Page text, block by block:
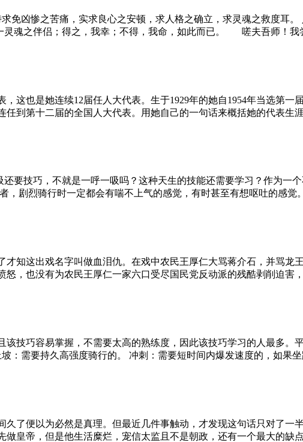
免凶惨之苦痛，实求良心之安顿，求人格之确立，求灵魂之救度耳
魂之伴侣；得之，我幸；不得，我命，如此而已。 嗟夫吾师！
这也是她连续12届任人大代表。生于1929年的她自1954年当选第
任到第十二届的全国人大代表。用她自己的一句话来概括她的代表
技巧，不就是一呼一吸吗？这种天生的技能还需要学习？作为一
，剧烈骑行时一定都会有喘不上气的感觉，有时甚至有想呕吐的感
才知这出戏名字叫做血泪仇。在戏中农民王厚仁大骂蒋介石，并骂
怒，也没有为农民王厚仁一家六口受尽国民党反动派的残酷剥削迫
该技巧容易掌握，不需要太高的熟练度，因此该技巧学习的人最多
：需要持久高强度骑行的。 冲刺：需要短时间内爆发速度的，如
久了便以为必然是真理。但最近几件事触动，才发现这句话只对了
做皇帝，但是他生活糜烂，宠信太监且不是朝政，还有一个最大的